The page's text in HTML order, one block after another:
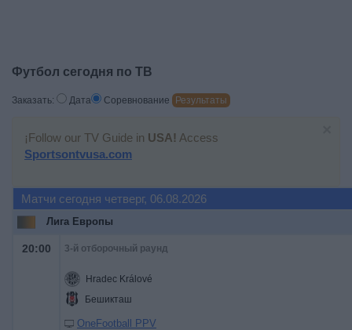
Футбол сегодня по ТВ
Заказать: Дата Cоревнование Результаты
¡Follow our TV Guide in USA! Access
Sportsontvusa.com
Матчи сегодня четверг, 06.08.2026
Лига Европы
20:00 3-й отборочный раунд
Hradec Králové
Бешикташ
OneFootball PPV